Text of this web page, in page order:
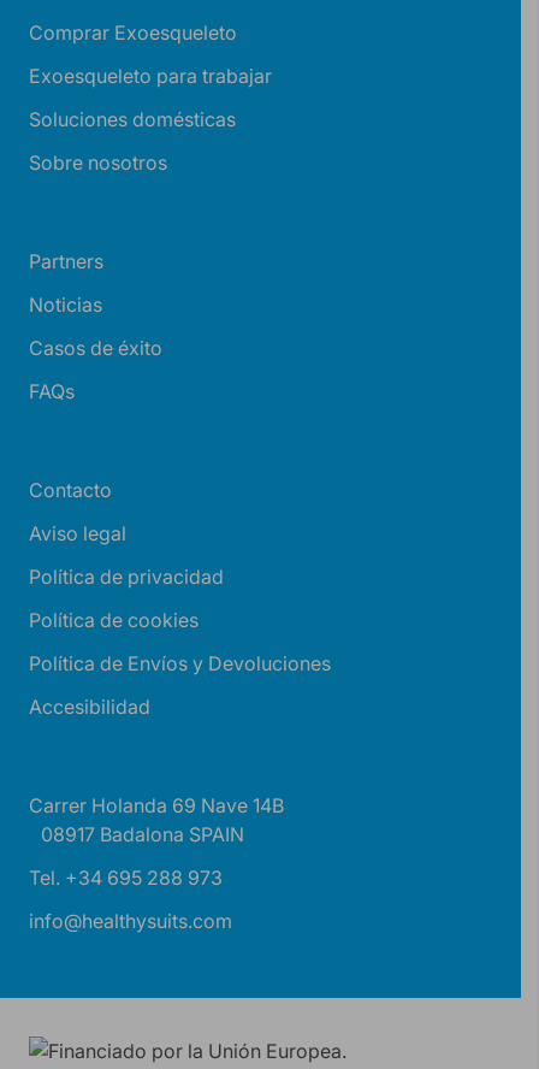
Comprar Exoesqueleto
Exoesqueleto para trabajar
Soluciones domésticas
Sobre nosotros
Partners
Noticias
Casos de éxito
FAQs
Contacto
Aviso legal
Política de privacidad
Política de cookies
Política de Envíos y Devoluciones
Accesibilidad
Carrer Holanda 69 Nave 14B
08917 Badalona SPAIN
Tel. +34 695 288 973
info@healthysuits.com